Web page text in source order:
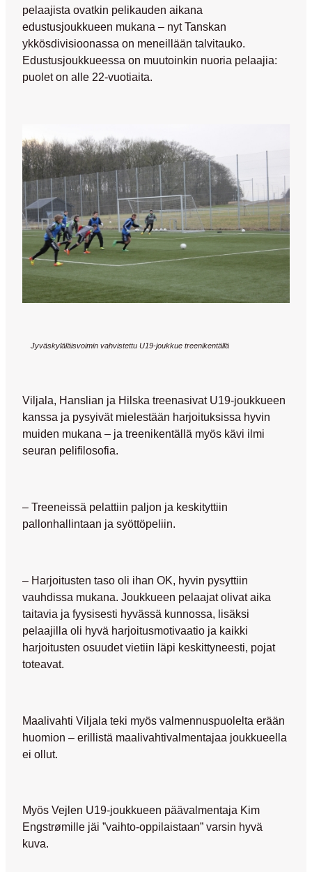
pelaajista ovatkin pelikauden aikana
edustusjoukkueen mukana – nyt Tanskan
ykkösdivisioonassa on meneillään talvitauko.
Edustusjoukkueessa on muutoinkin nuoria pelaajia:
puolet on alle 22-vuotiaita.
Jyväskyläläisvoimin vahvistettu U19-joukkue treenikentällä
Viljala, Hanslian ja Hilska treenasivat U19-joukkueen
kanssa ja pysyivät mielestään harjoituksissa hyvin
muiden mukana – ja treenikentällä myös kävi ilmi
seuran pelifilosofia.
– Treeneissä pelattiin paljon ja keskityttiin
pallonhallintaan ja syöttöpeliin.
– Harjoitusten taso oli ihan OK, hyvin pysyttiin
vauhdissa mukana. Joukkueen pelaajat olivat aika
taitavia ja fyysisesti hyvässä kunnossa, lisäksi
pelaajilla oli hyvä harjoitusmotivaatio ja kaikki
harjoitusten osuudet vietiin läpi keskittyneesti, pojat
toteavat.
Maalivahti Viljala teki myös valmennuspuolelta erään
huomion – erillistä maalivahtivalmentajaa joukkueella
ei ollut.
Myös Vejlen U19-joukkueen päävalmentaja Kim
Engstrømille jäi ”vaihto-oppilaistaan” varsin hyvä
kuva.